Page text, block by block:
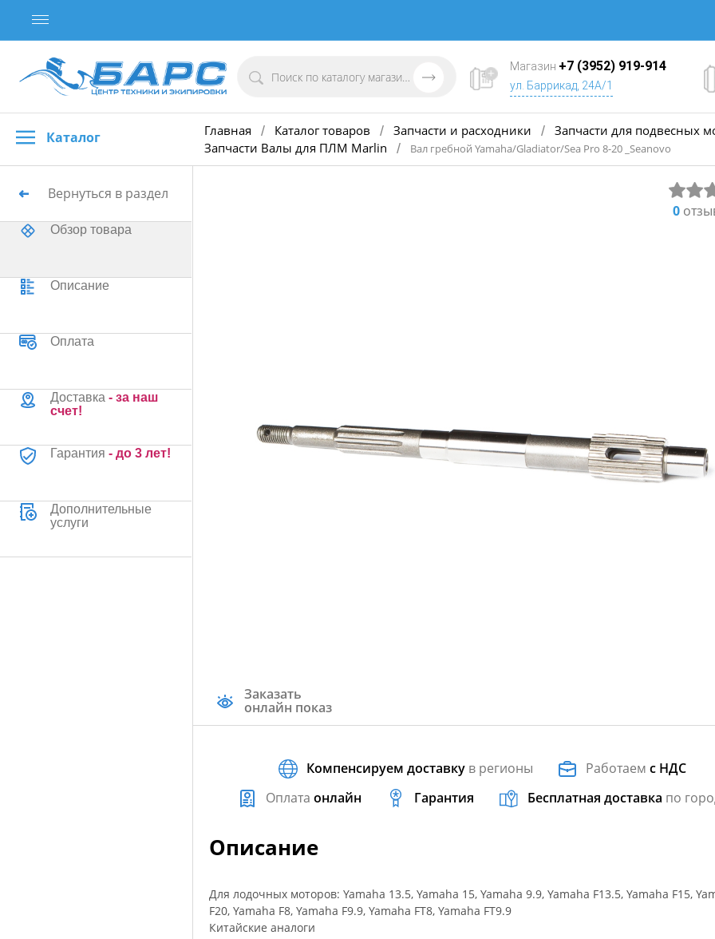
Магазин +7 (3952) 919-914
ул. Баррикад, 24А/1
Каталог Главная / Каталог товаров / Запчасти и расходники / Запчасти для подвесных
Запчасти Валы для ПЛМ Marlin
/ Вал гребной Yamaha/Gladiator/Sea Pro 8-20 _Seanovo
Вернуться в раздел
Обзор товара
Описание
Оплата
Доставка - за наш
счет!
Гарантия - до 3 лет!
Дополнительные
услуги
0
Заказать
онлайн показ
Компенсируем доставку в регионы Работаемс НДС
Оплата онлайн Гарантия Бесплатная доставка по
Описание
Для лодочных моторов: Yamaha 13.5, Yamaha 15, Yamaha 9.9, Yamaha F13.5, Yamaha F15,
F20, Yamaha F8, Yamaha F9.9, Yamaha FT8, Yamaha FT9.9
Китайские аналоги